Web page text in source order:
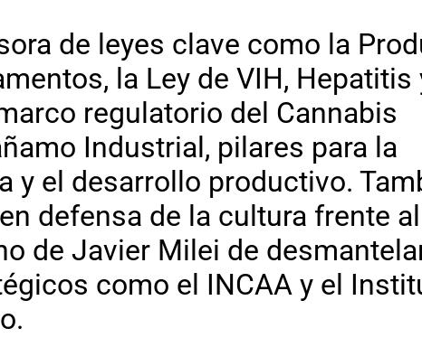
de leyes clave como la
la Ley de VIH, Hepatitis
regulatorio del Cannabis
Industrial, pilares para la
y el desarrollo productivo.
defensa de la cultura frente al
de Javier Milei de
como el INCAA y el